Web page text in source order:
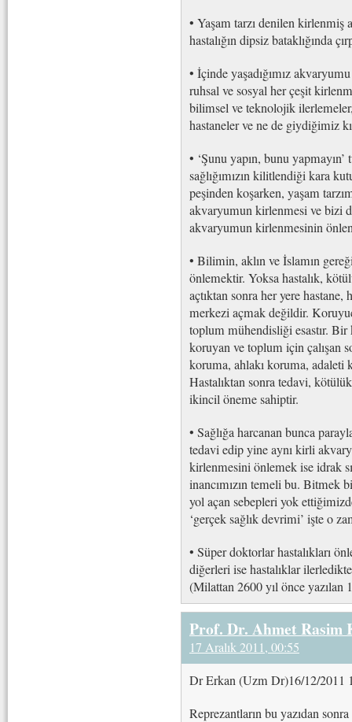
• Yaşam tarzı denilen
hastalığın dipsiz bataklığında
• İçinde yaşadığımız
ruhsal ve sosyal her çeşit
bilimsel ve teknolojik
hastaneler ve ne de giydiğimiz
• ‘Şunu yapın, bunu
sağlığımızın kilitlendiği kara
peşinden koşarken, yaşam
akvaryumun kirlenmesi ve bizi
akvaryumun kirlenmesinin
• Bilimin, aklın ve İslamın
önlemektir. Yoksa hastalık,
açtıktan sonra her yere
merkezi açmak değildir.
toplum mühendisliği esastır.
koruyan ve toplum için çalışan
koruma, ahlakı koruma, adaleti
Hastalıktan sonra tedavi,
ikincil öneme sahiptir.
• Sağlığa harcanan bunca
tedavi edip yine aynı kirli
kirlenmesini önlemek ise idrak
inancımızın temeli bu. Bitmek
yol açan sebepleri yok
‘gerçek sağlık devrimi’ işte o
• Süper doktorlar hastalıkları
diğerleri ise hastalıklar
(Milattan 2600 yıl önce yazılan
Prof. Dr. Ahmet Rasim
17 Aralık 2011, 00:55
Dr Erkan (Uzm Dr)16/12/2011
Reprezantların bu yazıdan